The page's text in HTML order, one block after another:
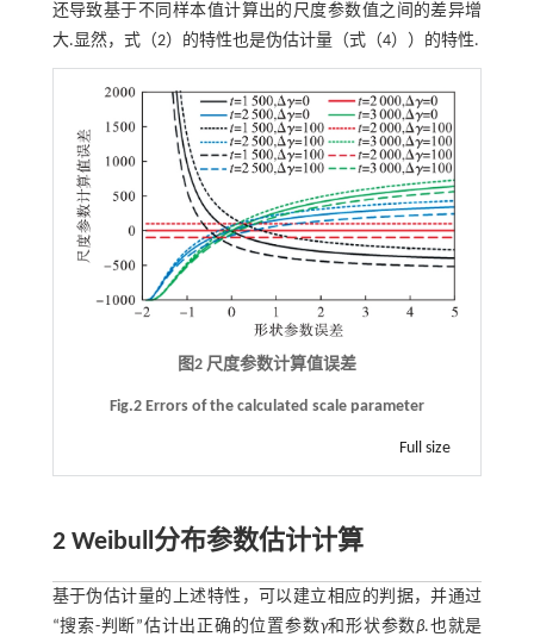
还导致基于不同样本值计算出的尺度参数值之间的差异增
大.显然， 式（2） 的特性也是伪估计量（式（4） ）的特性.
图2 尺度参数计算值误差
Fig.2 Errors of the calculated scale parameter
Full size
2 Weibull分布参数估计计算
基于伪估计量的上述特性，可以建立相应的判据，并通过
“搜索-判断”估计出正确的位置参数γ和形状参数β.也就是